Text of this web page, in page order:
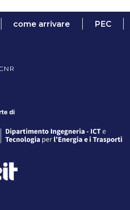
come arrivare PEC
di